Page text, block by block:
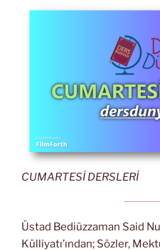
CUMARTESİ DERSLERİ
Üstad Bediüzzaman Said
Külliyatı’ından; Sözler,